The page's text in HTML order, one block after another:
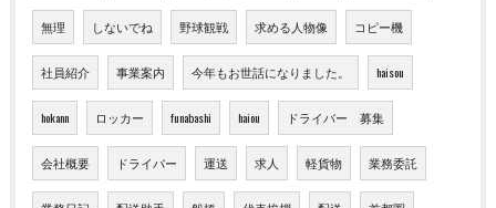
無理 しないでね 野球観戦 求める人物像 コピー機
社員紹介 事業案内 今年もお世話になりました。 haisou
hokann ロッカー funabashi haiou ドライバー 募集
会社概要 ドライバー 運送 求人 軽貨物 業務委託